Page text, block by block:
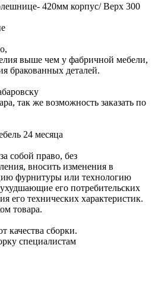
420мм корпус/ Верх 300
выше чем у фабричной мебели,
бракованных деталей.
так же возможность заказать по
24 месяца
собой право, без
вносить изменения в
фурнитуры или технологию
его потребительских
его технических характеристик.
товара.
качества сборки.
специалистам